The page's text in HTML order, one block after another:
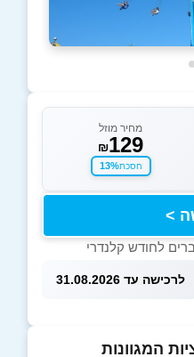
מחיר מוזל
₪129
חסכת13%
>
לרכישה עד 31.08.2026
המגוונות